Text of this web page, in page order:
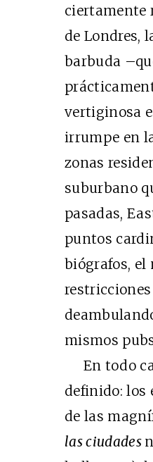
ciertamente
de Londres,
barbuda
vertiginosa
irrumpe en
zonas
suburbano
pasadas,
puntos
biógrafos, el
mismos
En todo
definido: los
de las
las ciudades